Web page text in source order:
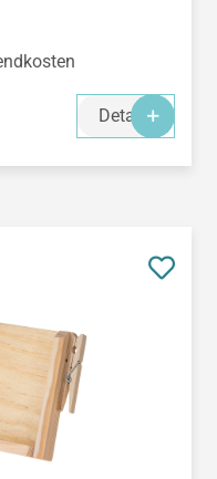
Details